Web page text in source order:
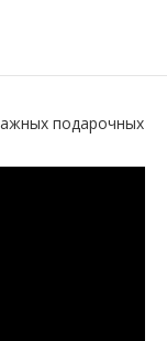
подарочных